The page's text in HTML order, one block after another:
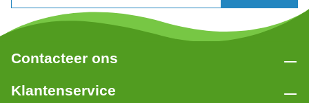
Contacteer ons
Klantenservice